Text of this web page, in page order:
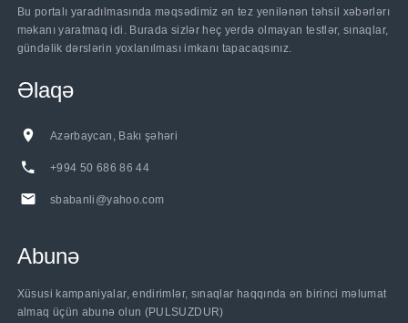
Bu portalı yaradılmasında məqsədimiz ən tez yenilənən təhsil xəbərlərı
məkanı yaratmaq idi. Burada sizlər heç yerdə olmayan testlər, sınaqlar,
gündəlik dərslərin yoxlanılması imkanı tapacaqsınız.
Əlaqə
Azərbaycan, Bakı şəhəri
+994 50 686 86 44
sbabanli@yahoo.com
Abunə
Xüsusi kampaniyalar, endirimlər, sınaqlar haqqında ən birinci məlumat
almaq üçün abunə olun (PULSUZDUR)